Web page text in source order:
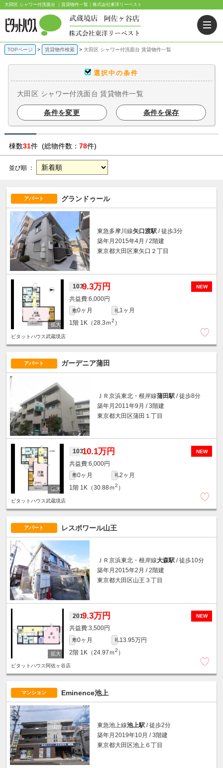
大田区 シャワー付洗面台 ｜賃貸物件一覧｜株式会社東洋リーベスト
TOPページ 賃貸物件検索 大田区 シャワー付洗面台 賃貸物件一覧
選択中の条件
大田区 シャワー付洗面台 賃貸物件一覧
条件を変更 条件を保存
棟数31件 (総物件数： 78件)
並び順 ：
アパート グランドゥール
東急多摩川線矢口渡駅 / 徒歩3分
築年月2015年4月 / 2階建
東京都大田区東矢口２丁目
NEW
1039.3万円
6,000円
敷0ヶ月 礼1ヶ月
1階 1K（28.3ｍ2 ）
ピタットハウス武蔵境店
アパート ガーデニア蒲田
ＪＲ京浜東北・根岸線蒲田駅 / 徒歩8分
築年月2011年9月 / 3階建
東京都大田区蒲田１丁目
NEW
10310.1万円
6,000円
敷0ヶ月 礼2ヶ月
1階 1K（30.88ｍ2 ）
ピタットハウス武蔵境店
アパート レスポワール山王
ＪＲ京浜東北・根岸線大森駅 / 徒歩10分
築年月2015年2月 / 2階建
東京都大田区山王３丁目
NEW
2019.3万円
3,500円
敷0ヶ月 礼13.95万円
2階 1K（24.97ｍ2 ）
ピタットハウス阿佐ヶ谷店
マンション Eminence池上
東急池上線池上駅 / 徒歩2分
築年月2019年10月 / 3階建
東京都大田区池上６丁目